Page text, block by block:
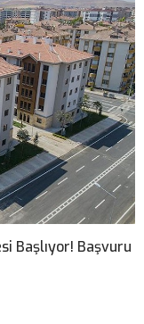
Başlıyor! Başvuru